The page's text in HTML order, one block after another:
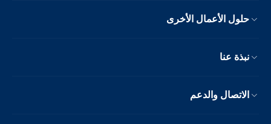
حلول الأعمال الأخرى
نبذة عنا
الاتصال والدعم